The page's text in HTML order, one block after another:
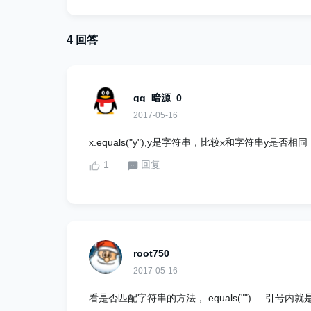
4 回答
qq_暗源_0
2017-05-16
x.equals("y"),y是字符串，比较x和字符串y是否相同
1
回复
root750
2017-05-16
看是否匹配字符串的方法，.equals("") 引号内就